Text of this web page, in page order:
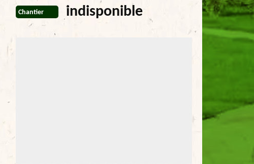
Chantier indisponible